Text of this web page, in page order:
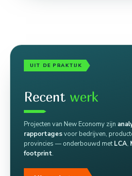
UIT DE PRAKTIJK
Recent werk
Projecten van New Economy zijn
rapportagesvoor bedrijven,
provincies — onderbouwd met LCA,
footprint.